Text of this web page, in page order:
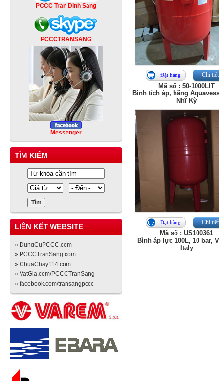
PCCC Tran Dinh Sang
PCCCTRANSANG
Messenger
TÌM KIẾM
LIÊN KẾT WEBSITE
» DungCuPCCC.com
» PCCCTranSang.com
» ChuaChay114.com
» VatGia.com/PCCCTranSang
» facebook.com/transangpccc
Đặt hàng Chi tiết
Mã số : 50-1000LIT
Bình tích áp, hãng
Nhĩ Kỳ
Đặt hàng Chi tiết
Mã số : US100361
Bình áp lực 100L, 10 bar,
Italy